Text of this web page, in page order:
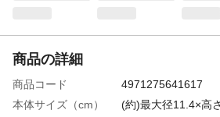
商品の詳細
商品コード
4971275641617
本体サイズ（cm）
(約)最大径11.4×高